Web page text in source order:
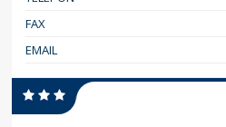
FAX
EMAIL